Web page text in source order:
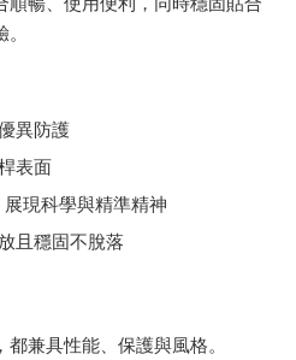
異防護
表面
展現科學與精準精神
且穩固不脫落
兼具性能、保護與風格。